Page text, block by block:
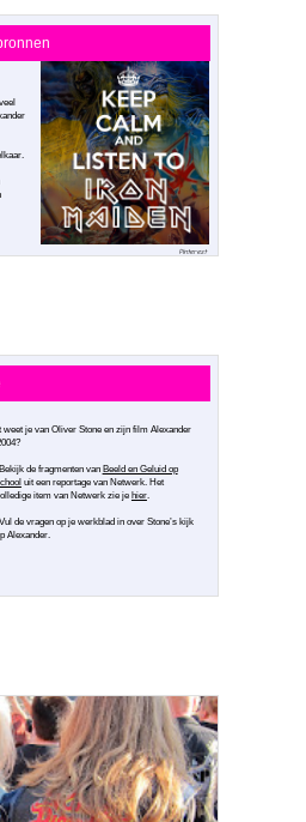
Pinterest
weet je van Oliver Stone en zijn film Alexander
Bekijk de fragmenten van Beeld en Geluid op
uit een reportage van Netwerk. Het
item van Netwerk zie je hier.
Vul de vragen op je werkblad in over Stone’s kijk
Alexander.